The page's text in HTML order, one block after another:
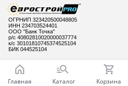
ОГРНИП 323420500048805
ИНН 234703524401
ООО "Банк Точка"
р/с 40802810020000037774
к/с 30101810745374525104
БИК 044525104
Главная Каталог Корзина